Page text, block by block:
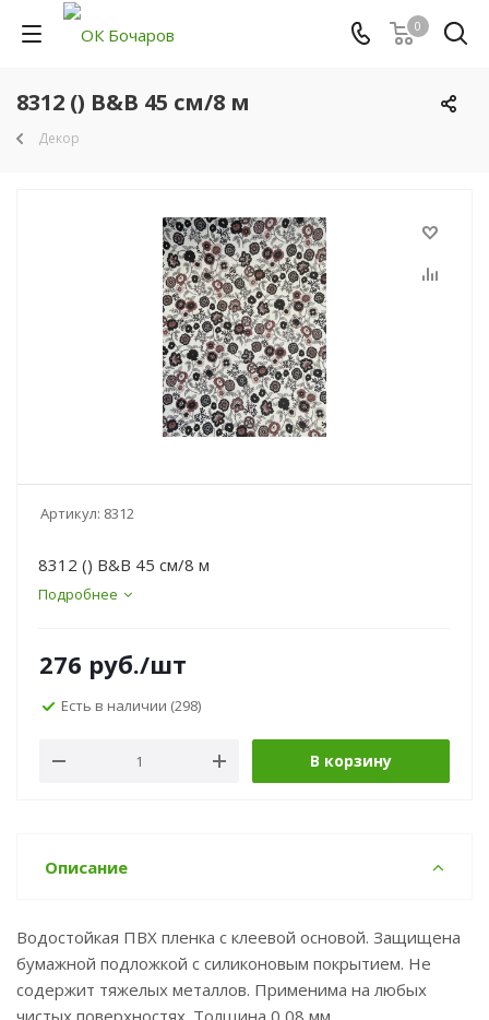
0
8312 () B&B 45 см/8 м
Декор
Артикул: 8312
8312 () B&B 45 см/8 м
Подробнее
276 руб./шт
Есть в наличии (298)
В корзину
Описание
Водостойкая ПВХ пленка с клеевой основой. Защищена
бумажной подложкой с силиконовым покрытием. Не
содержит тяжелых металлов. Применима на любых
чистых поверхностях. Толщина 0,08 мм.